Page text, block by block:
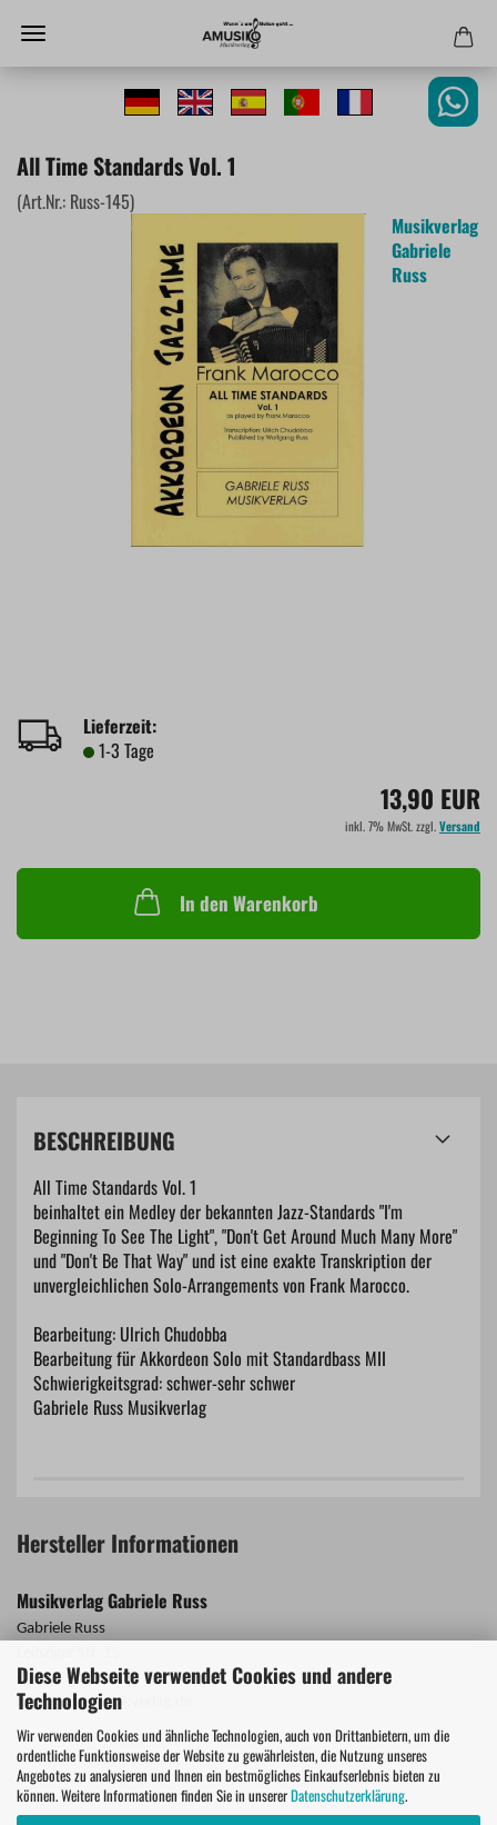
Diese Webseite verwendet Cookies und andere
Technologien
Wir verwenden Cookies und ähnliche Technologien, auch von Drittanbietern, um die
ordentliche Funktionsweise der Website zu gewährleisten, die Nutzung unseres
Angebotes zu analysieren und Ihnen ein bestmögliches Einkaufserlebnis bieten zu
können. Weitere Informationen finden Sie in unsererDatenschutzerklärung.
All Time Standards Vol. 1
(Art.Nr.: Russ-145)
Musikverlag
Gabriele
Russ
Lieferzeit:
1-3 Tage
13,90 EUR
inkl. 7% MwSt. zzgl.Versand
In den Warenkorb
BESCHREIBUNG
All Time Standards Vol. 1
beinhaltet ein Medley der bekannten Jazz-Standards "I'm
Beginning To See The Light", "Don't Get Around Much Many More"
und "Don't Be That Way" und ist eine exakte Transkription der
unvergleichlichen Solo-Arrangements von Frank Marocco.
Bearbeitung: Ulrich Chudobba
Bearbeitung für Akkordeon Solo mit Standardbass MII
Schwierigkeitsgrad: schwer-sehr schwer
Gabriele Russ Musikverlag
Hersteller Informationen
Musikverlag Gabriele Russ
Gabriele Russ
71101 Schönaich
info@russ-musikverlag.de